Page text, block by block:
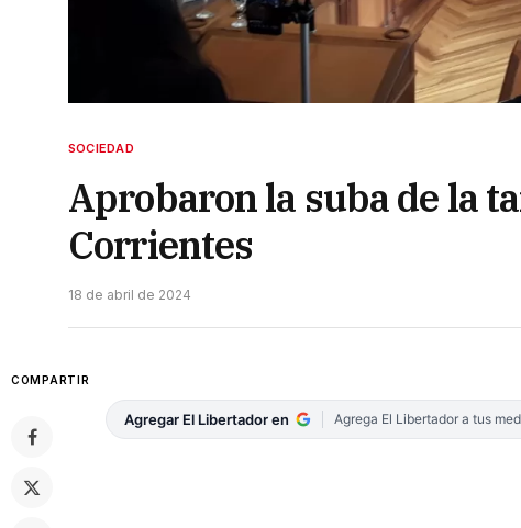
SOCIEDAD
Aprobaron la suba de la
Corrientes
18 de abril de 2024
COMPARTIR
Agregar El Libertador en Agrega El Libertador a tus